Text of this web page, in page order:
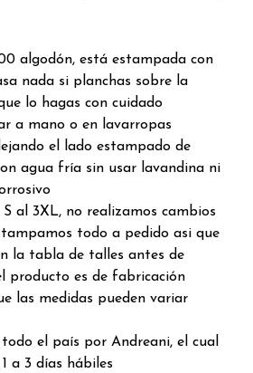
algodón, está estampada con
nada si planchas sobre la
lo hagas con cuidado
a mano o en lavarropas
el lado estampado de
agua fría sin usar lavandina ni
al 3XL, no realizamos cambios
todo a pedido asi que
la tabla de talles antes de
producto es de fabricación
las medidas pueden variar
el país por Andreani, el cual
a 3 días hábiles